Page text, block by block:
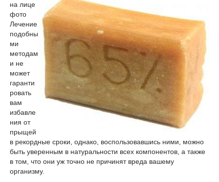
на лице
фото
Лечение
подобны
ми
методам
и не
может
гаранти
ровать
вам
избавле
ния от
прыщей
в рекордные сроки, однако, воспользовавшись ними, можно
быть уверенным в натуральности всех компонентов, а также
в том, что они уж точно не причинят вреда вашему
организму.